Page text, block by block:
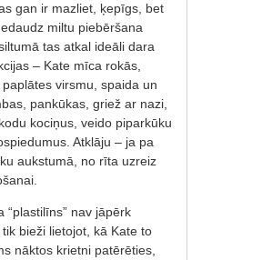
gan ir mazliet, ķepīgs, bet
miltu piebēršana
tas atkal ideāli dara
– Kate mīca rokās,
virsmu, spaida un
pankūkas, griež ar nazi,
kociņus, veido piparkūku
Atklāju – ja pa
aukstumā, no rīta uzreiz
“plastilīns” nav jāpērk
bieži lietojot, kā Kate to
nāktos krietni patērēties,